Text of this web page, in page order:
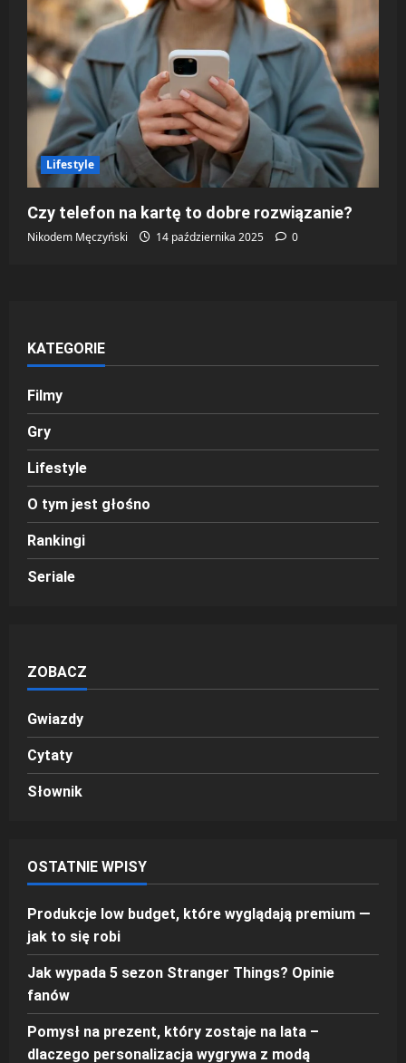
Lifestyle
Czy telefon na kartę to dobre rozwiązanie?
Nikodem Męczyński 14 października 2025 0
KATEGORIE
Filmy
Gry
Lifestyle
O tym jest głośno
Rankingi
Seriale
ZOBACZ
Gwiazdy
Cytaty
Słownik
OSTATNIE WPISY
Produkcje low budget, które wyglądają premium —
jak to się robi
Jak wypada 5 sezon Stranger Things? Opinie
fanów
Pomysł na prezent, który zostaje na lata –
dlaczego personalizacja wygrywa z modą